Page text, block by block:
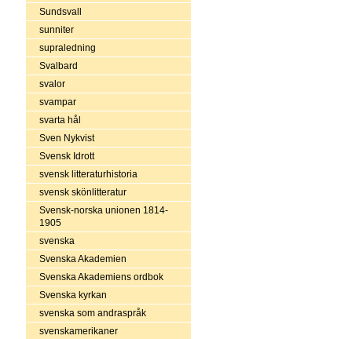
Sundsvall
sunniter
supraledning
Svalbard
svalor
svampar
svarta hål
Sven Nykvist
Svensk Idrott
svensk litteraturhistoria
svensk skönlitteratur
Svensk-norska unionen 1814-
1905
svenska
Svenska Akademien
Svenska Akademiens ordbok
Svenska kyrkan
svenska som andraspråk
svenskamerikaner